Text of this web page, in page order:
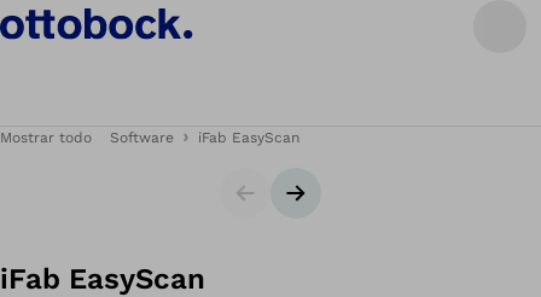
Mostrar todo Software iFab EasyScan
DiapositivaSiguiente diapositiva
iFab EasyScan